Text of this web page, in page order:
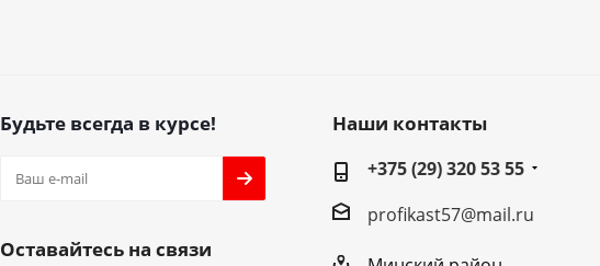
Будьте всегда в курсе!
Оставайтесь на связи
Наши контакты
+375 (29) 320 53 55
profikast57@mail.ru